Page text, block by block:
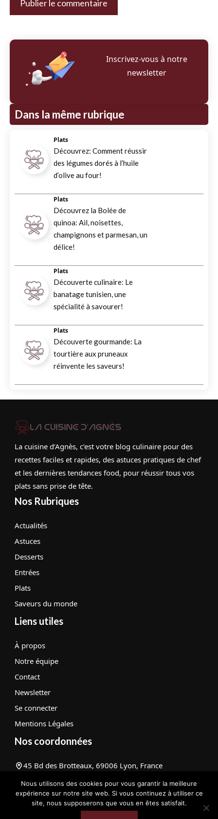
Inscrivez‑vous à notre
newsletter
Dans la même rubrique
Plats
Découvrez: Comment réussir
des légumes dorés à l’huile
d’olive au four!
Plats
Découvrez la Bolée de
quinoa: Ail, noisettes,
champignons et parmesan, un
délice!
Plats
Découverte culinaire: Le
banatage tunisien, une
spécialité à savourer!
Plats
Découverte gourmande: La
tourtière aux pruneaux
réinvente les saveurs!
La cuisine d’Agnès, c’est votre blog culinaire pour des
recettes faciles et rapides, des astuces pratiques de chef
et les dernières tendances food, pour réussir tous vos
plats sans prise de tête.
Nos Rubriques
Actualités
Astuces
Desserts
Entrées
Plats
Saveurs du monde
Liens utiles
À propos
Notre équipe
Contact
Newsletter
Se connecter
Mentions Légales
Nos coordonnées
45 Bd des Brotteaux, 69006 Lyon, France
contact@lacuisinedagnes.com
+33 1 67 23 89 45
Nous utilisons des cookies pour vous garantir la meilleure
expérience sur notre site web. Si vous continuez à utiliser ce
site, nous supposerons que vous en êtes satisfait.